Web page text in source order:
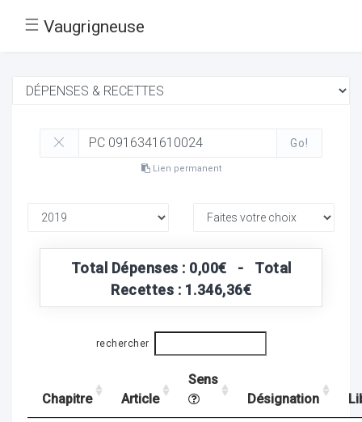
☰ Vaugrigneuse
Go!
Lien permanent
Total Dépenses : 0,00€ - Total
Recettes : 1.346,36€
rechercher
Chapitre Article
Sens
Désignation